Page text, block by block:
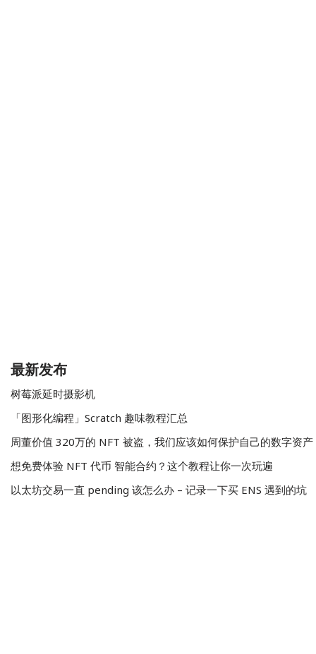
最新发布
树莓派延时摄影机
「图形化编程」Scratch 趣味教程汇总
周董价值 320万的 NFT 被盗，我们应该如何保护自己的数字资产
想免费体验 NFT 代币 智能合约？这个教程让你一次玩遍
以太坊交易一直 pending 该怎么办 – 记录一下买 ENS 遇到的坑